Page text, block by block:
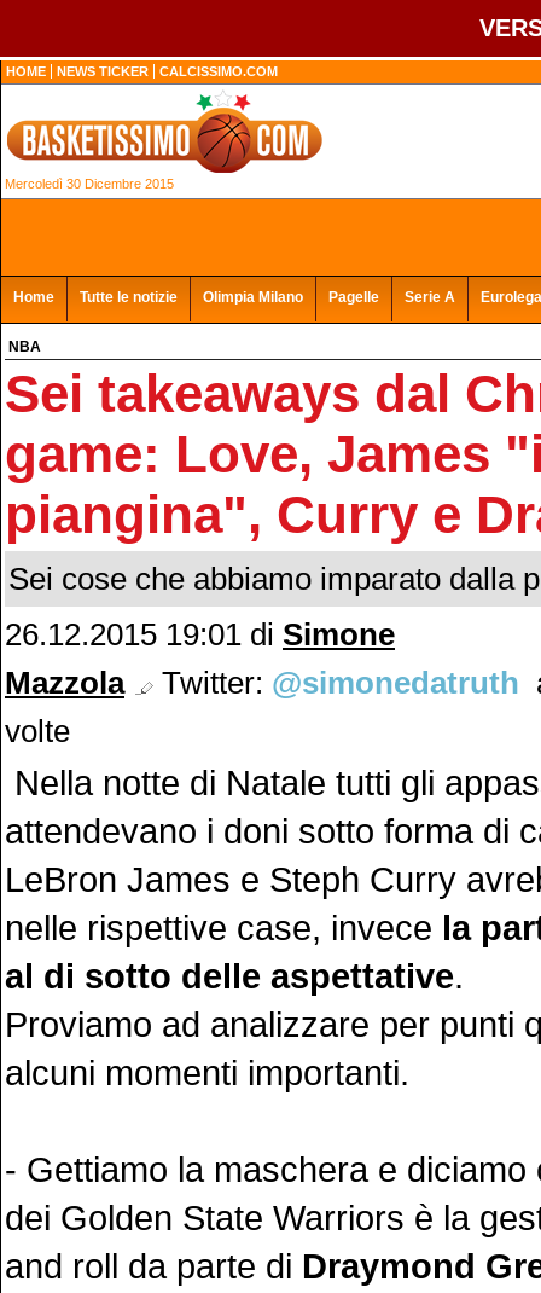
HOME NEWS TICKER CALCISSIMO.COM
Mercoledì 30 Dicembre 2015
Home Tutte le notizie Olimpia Milano Pagelle Serie A Eurolega
NBA
Sei takeaways dal
game: Love, James
piangina", Curry e
Sei cose che abbiamo imparato dalla
26.12.2015 19:01 di Simone
Mazzola
Twitter: @simonedatruth
volte
Nella notte di Natale tutti gli
attendevano i doni sotto forma di
LeBron James e Steph Curry
nelle rispettive case, invece la
al di sotto delle aspettative.
Proviamo ad analizzare per punti
alcuni momenti importanti.
- Gettiamo la maschera e diciamo
dei Golden State Warriors è la
and roll da parte di Draymond